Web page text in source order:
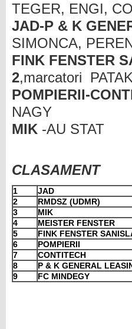
TEGER, ENGI,
JAD-P & K
SIMONCA,
FINK FENSTER
2,marcatori
POMPIERII-
NAGY
MIK -AU STAT
CLASAMENT
1 JAD
2
RMDSZ (UDMR)
3
MIK
4
MEISTER FENSTER
5
FINK FENSTER
6
POMPIERII
7
CONTITECH
8
P & K GENERAL
9
FC MINDEGY